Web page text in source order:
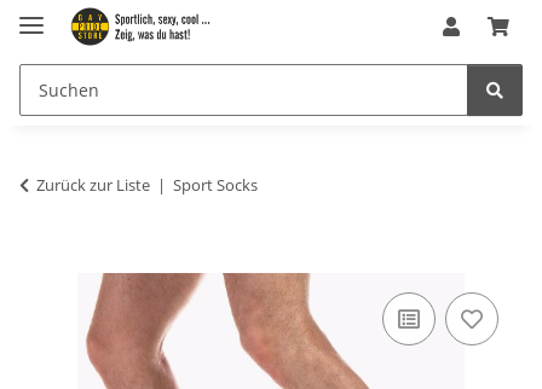
Zurück zur Liste Sport Socks